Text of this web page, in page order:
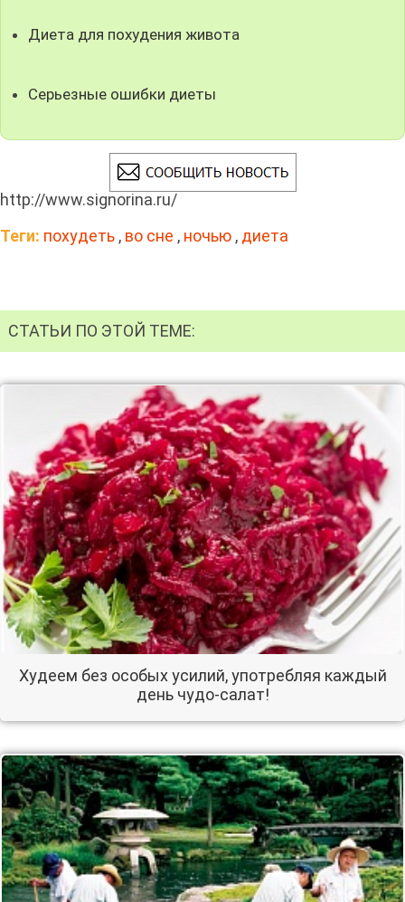
Диета для похудения живота
Серьезные ошибки диеты
http://www.signorina.ru/
Теги: похудеть , во сне , ночью , диета
СТАТЬИ ПО ЭТОЙ ТЕМЕ:
Худеем без особых усилий, употребляя каждый
день чудо-салат!